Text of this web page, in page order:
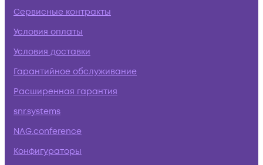
Сервисные контракты
Условия оплаты
Условия доставки
Гарантийное обслуживание
Расширенная гарантия
snr.systems
NAG.conference
Конфигураторы